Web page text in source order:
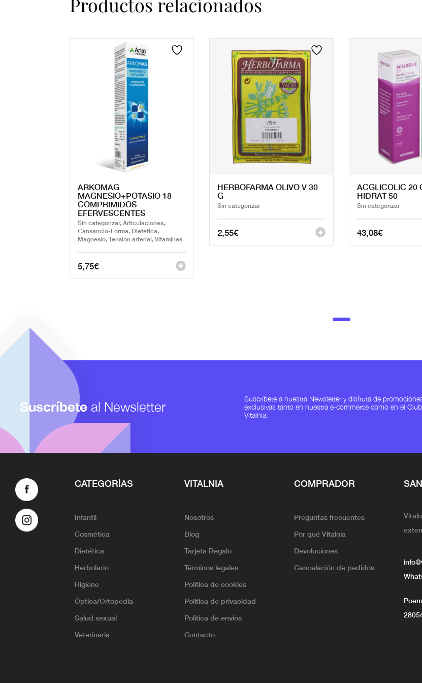
Productos relacionados
ARKOMAG
MAGNESIO+POTASIO 18
COMPRIMIDOS
EFERVESCENTES
Sin categorizar, Articulaciones,
Cansancio-Forma, Dietética,
Magnesio, Tension arterial, Vitaminas
5,75€
HERBOFARMA OLIVO V 30
G
Sin categorizar
2,55€
ACGLICOLIC 20
HIDRAT 50
Sin categorizar
43,08€
Suscríbete al Newsletter
Suscríbete a nuestra Newsletter y disfruta de
exclusivas tanto en nuestra e-commerce como en el Club
Vitalnia.
CATEGORÍAS
Infantil
Cosmética
Dietética
Herbolario
Higiene
Óptica/Ortopedia
Salud sexual
Veterinaria
VITALNIA
Nosotros
Blog
Tarjeta Regalo
Términos legales
Política de cookies
Política de privacidad
Política de envíos
Contacto
COMPRADOR
Preguntas frecuentes
Por qué Vitalnia
Devoluciones
Cancelación de pedidos